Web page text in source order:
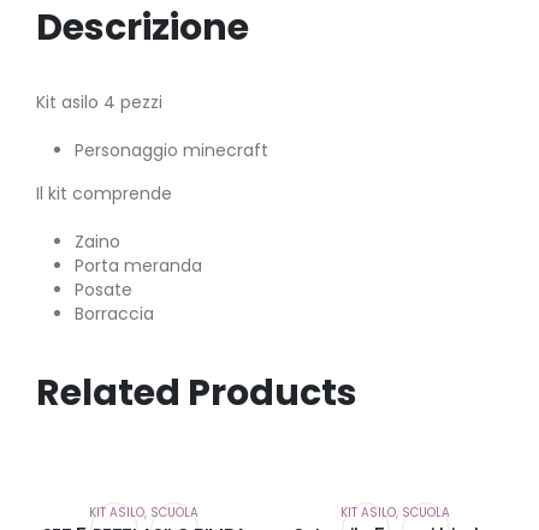
Descrizione
Kit asilo 4 pezzi
Personaggio minecraft
Il kit comprende
Zaino
Porta meranda
Posate
Borraccia
Related Products
KIT ASILO, SCUOLA KIT ASILO, SCUOLA